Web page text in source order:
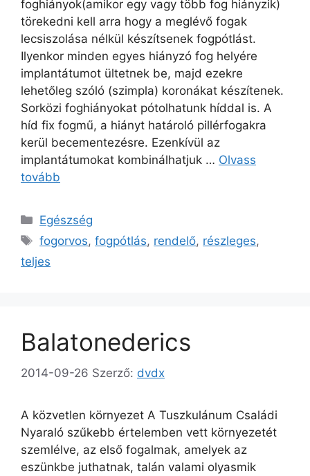
foghiányok(amikor egy vagy több fog hiányzik)
törekedni kell arra hogy a meglévő fogak
lecsiszolása nélkül készítsenek fogpótlást.
Ilyenkor minden egyes hiányzó fog helyére
implantátumot ültetnek be, majd ezekre
lehetőleg szóló (szimpla) koronákat készítenek.
Sorközi foghiányokat pótolhatunk híddal is. A
híd fix fogmű, a hiányt határoló pillérfogakra
kerül becementezésre. Ezenkívül az
implantátumokat kombinálhatjuk … Olvass
tovább
Kategória
Egészség
Címkék
fogorvos,fogpótlás, rendelő, részleges,
teljes
Balatonederics
2014-09-26 Szerző: dvdx
A közvetlen környezet A Tuszkulánum Családi
Nyaraló szűkebb értelemben vett környezetét
szemlélve, az első fogalmak, amelyek az
eszünkbe juthatnak, talán valami olyasmik